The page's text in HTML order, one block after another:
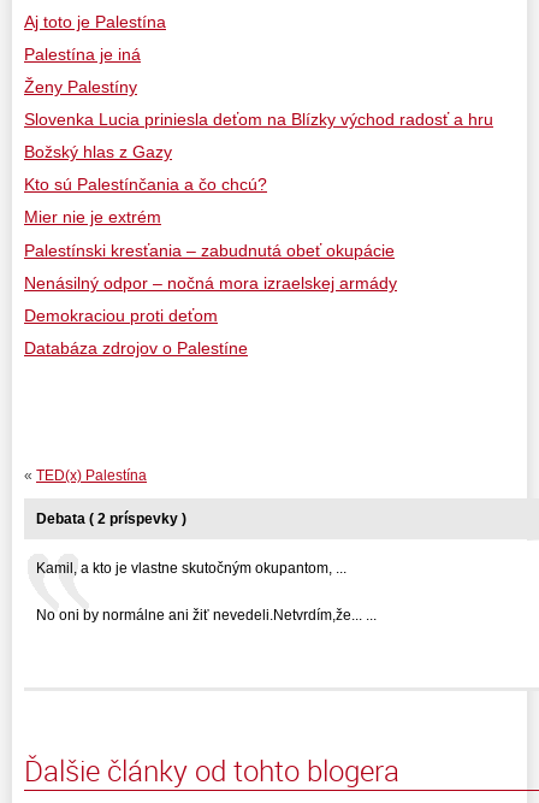
Aj toto je Palestína
Palestína je iná
Ženy Palestíny
Slovenka Lucia priniesla deťom na Blízky východ radosť a hru
Božský hlas z Gazy
Kto sú Palestínčania a čo chcú?
Mier nie je extrém
Palestínski kresťania – zabudnutá obeť okupácie
Nenásilný odpor – nočná mora izraelskej armády
Demokraciou proti deťom
Databáza zdrojov o Palestíne
« TED(x) Palestína
Debata ( 2 príspevky )
Kamil, a kto je vlastne skutočným okupantom, ...
No oni by normálne ani žiť nevedeli.Netvrdím,že... ...
Ďalšie články od tohto blogera